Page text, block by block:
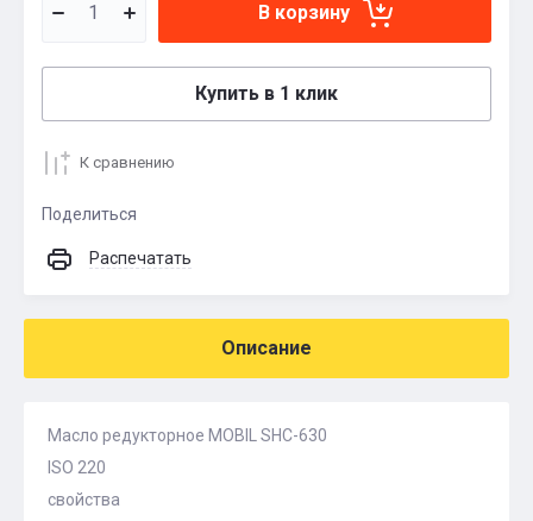
В корзину
Купить в 1 клик
К сравнению
Поделиться
Распечатать
Описание
Масло редукторное MOBIL SHC-630
ISO 220
свойства